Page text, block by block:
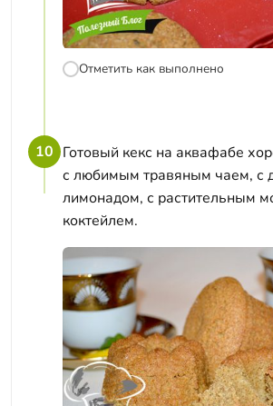
Отметить как выполнено
10 Готовый кекс на аквафабе
с любимым травяным чаем, с
лимонадом, с растительным
коктейлем.